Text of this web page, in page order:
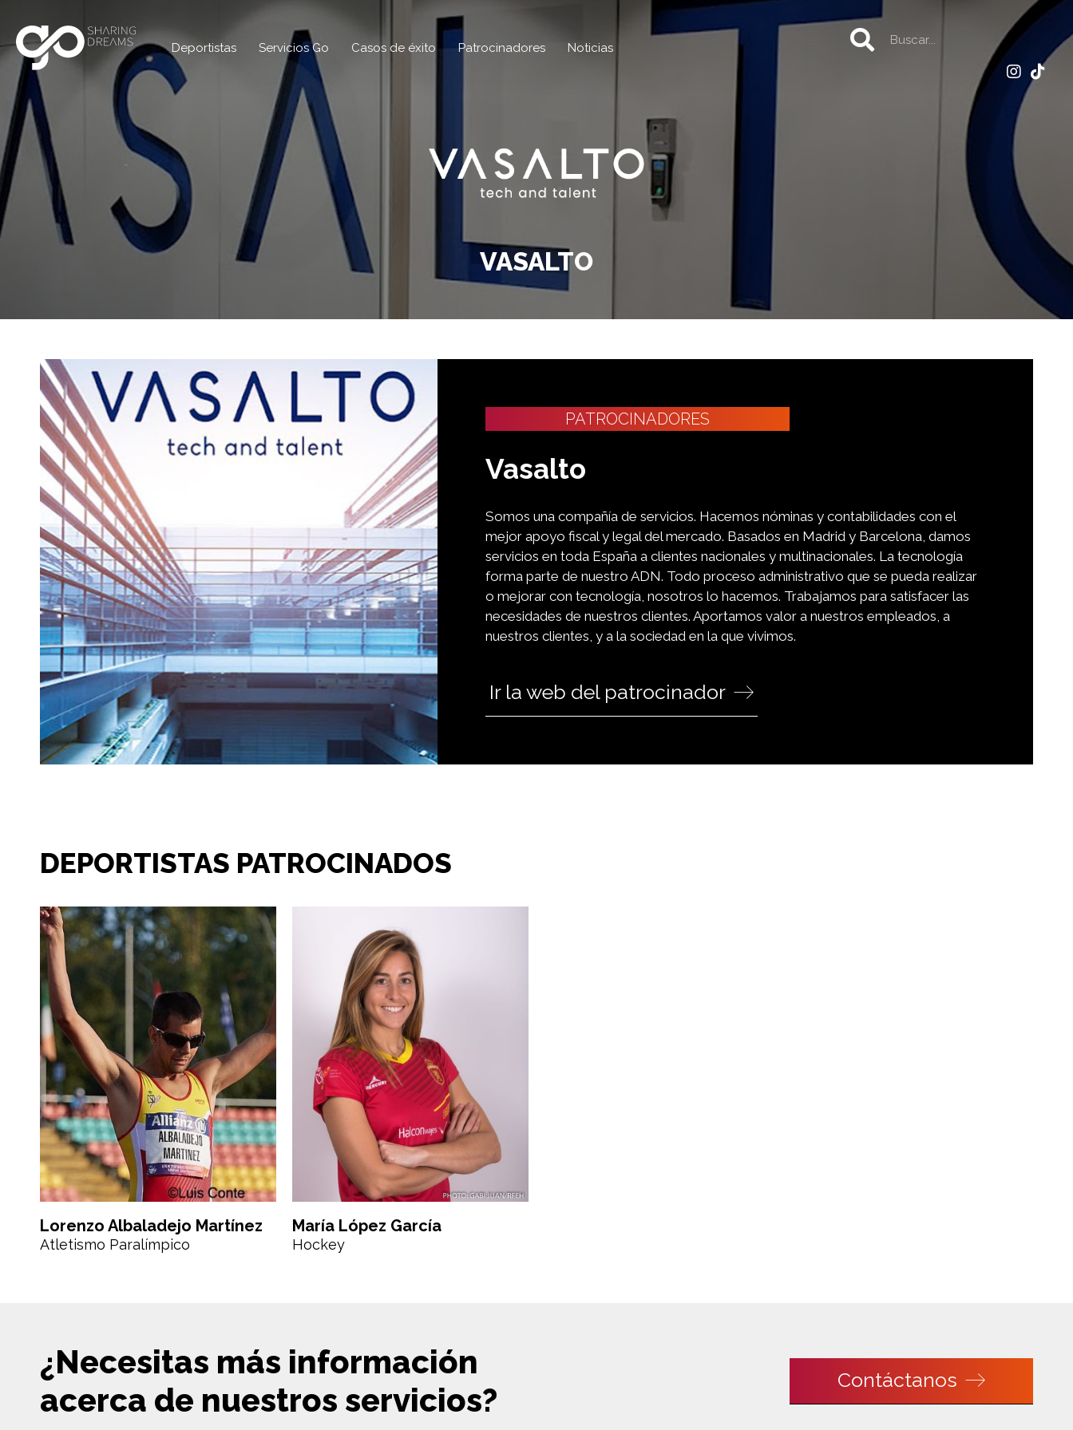
Deportistas Servicios Go Casos de éxito Patrocinadores Noticias
VASALTO
PATROCINADORES
Vasalto
Somos una compañía de servicios. Hacemos nóminas y contabilidades con el
mejor apoyo fiscal y legal del mercado. Basados en Madrid y Barcelona, damos
servicios en toda España a clientes nacionales y multinacionales. La tecnología
forma parte de nuestro ADN. Todo proceso administrativo que se pueda realizar
o mejorar con tecnología, nosotros lo hacemos. Trabajamos para satisfacer las
necesidades de nuestros clientes. Aportamos valor a nuestros empleados, a
nuestros clientes, y a la sociedad en la que vivimos.
Ir la web del patrocinador
DEPORTISTAS PATROCINADOS
Lorenzo Albaladejo Martínez
Atletismo Paralímpico
María López García
Hockey
¿Necesitas más información
acerca de nuestros servicios?
Contáctanos